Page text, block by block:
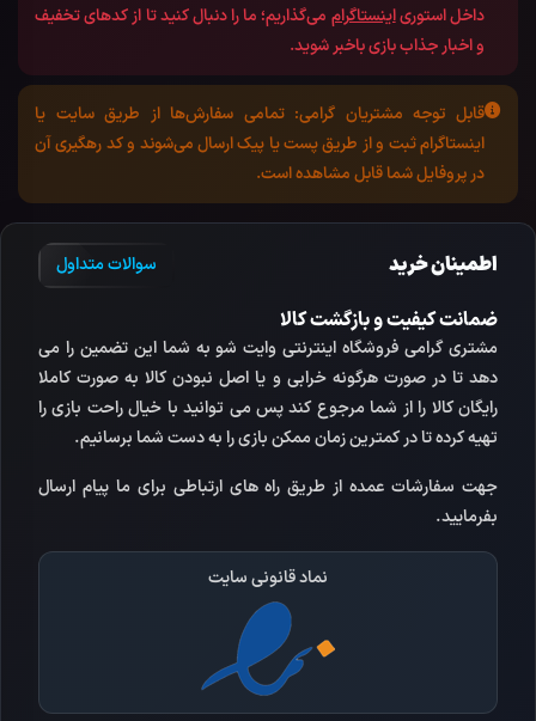
داخل استوریاینستاگرام می‌گذاریم؛ ما را دنبال کنید تا از کد‌های تخفیف
و اخبار جذاب بازی باخبر شوید.
قابل توجه مشتریان گرامی: تمامی سفارش‌ها از طریق سایت یا
اینستاگرام ثبت و از طریق پست یا پیک ارسال می‌شوند و کد رهگیری آن
در پروفایل شما قابل مشاهده است.
اطمینان خرید سوالات متداول
ضمانت کیفیت و بازگشت کالا
مشتری گرامی فروشگاه اینترنتی وایت شو به شما این تضمین را می
دهد تا در صورت هرگونه خرابی و یا اصل نبودن کالا به صورت کاملا
رایگان کالا را از شما مرجوع کند پس می توانید با خیال راحت بازی را
تهیه کرده تا در کمترین زمان ممکن بازی را به دست شما برسانیم.
جهت سفارشات عمده از طریق راه های ارتباطی برای ما پیام ارسال
بفرمایید.
نماد قانونی سایت